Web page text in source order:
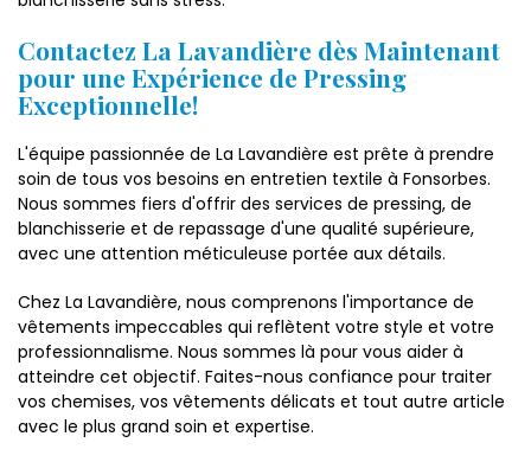
Contactez La Lavandière dès Maintenant
pour une Expérience de Pressing
Exceptionnelle!
L'équipe passionnée de La Lavandière est prête à prendre
soin de tous vos besoins en entretien textile à Fonsorbes.
Nous sommes fiers d'offrir des services de pressing, de
blanchisserie et de repassage d'une qualité supérieure,
avec une attention méticuleuse portée aux détails.
Chez La Lavandière, nous comprenons l'importance de
vêtements impeccables qui reflètent votre style et votre
professionnalisme. Nous sommes là pour vous aider à
atteindre cet objectif. Faites-nous confiance pour traiter
vos chemises, vos vêtements délicats et tout autre article
avec le plus grand soin et expertise.